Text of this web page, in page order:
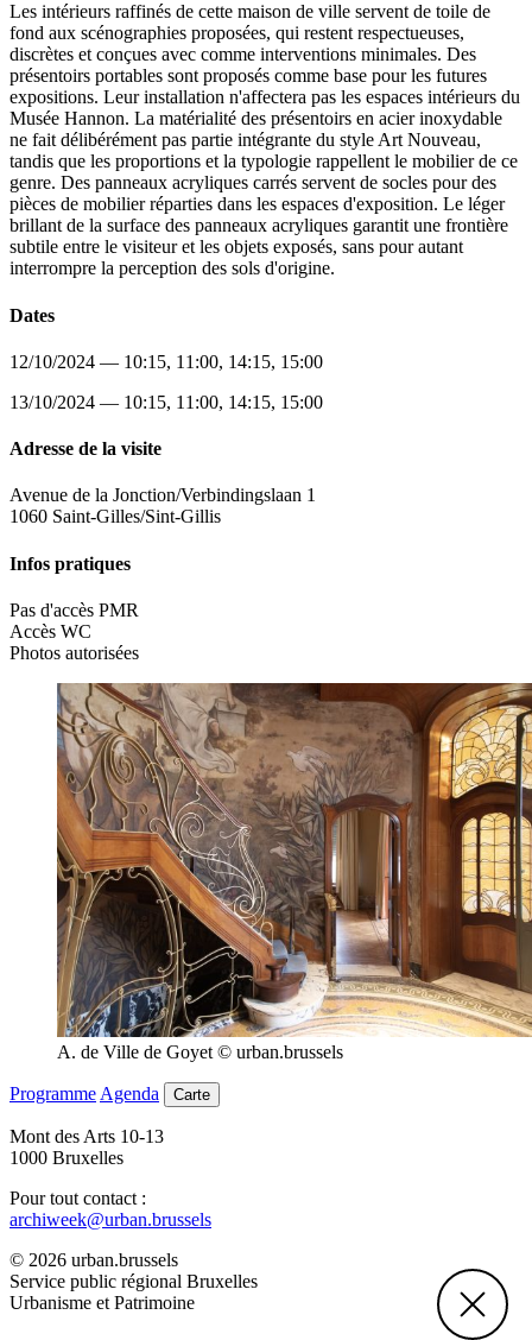
Les intérieurs raffinés de cette maison de ville servent de toile de
fond aux scénographies proposées, qui restent respectueuses,
discrètes et conçues avec comme interventions minimales. Des
présentoirs portables sont proposés comme base pour les futures
expositions. Leur installation n'affectera pas les espaces intérieurs du
Musée Hannon. La matérialité des présentoirs en acier inoxydable
ne fait délibérément pas partie intégrante du style Art Nouveau,
tandis que les proportions et la typologie rappellent le mobilier de ce
genre. Des panneaux acryliques carrés servent de socles pour des
pièces de mobilier réparties dans les espaces d'exposition. Le léger
brillant de la surface des panneaux acryliques garantit une frontière
subtile entre le visiteur et les objets exposés, sans pour autant
interrompre la perception des sols d'origine.
Dates
12/10/2024 — 10:15, 11:00, 14:15, 15:00
13/10/2024 — 10:15, 11:00, 14:15, 15:00
Adresse de la visite
Avenue de la Jonction/Verbindingslaan 1
1060 Saint-Gilles/Sint-Gillis
Infos pratiques
Pas d'accès PMR
Accès WC
Photos autorisées
A. de Ville de Goyet © urban.brussels
Programme Agenda Carte
Mont des Arts 10-13
1000 Bruxelles
Pour tout contact :
archiweek@urban.brussels
© 2026 urban.brussels
Service public régional Bruxelles
Urbanisme et Patrimoine